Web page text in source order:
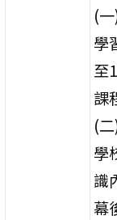
(
學
至
課
(
學
識
幕